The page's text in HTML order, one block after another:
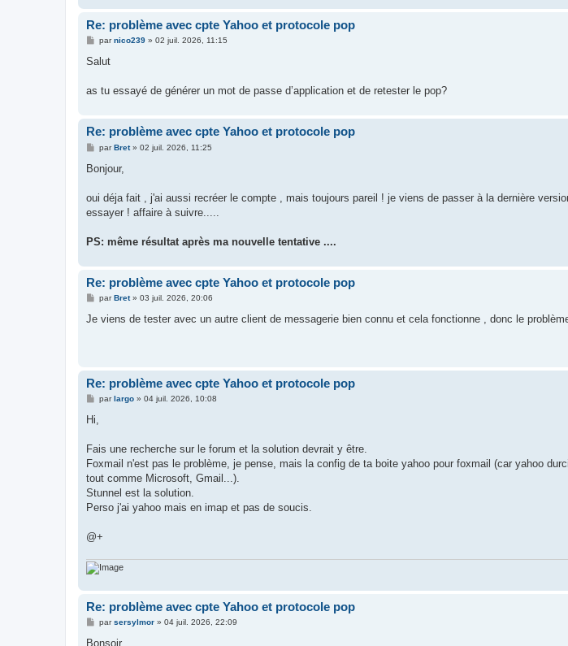
Re: problème avec cpte Yahoo et protocole pop
M
s
g
parnico239» 02 juil. 2026, 11:15
Salut
as tu essayé de générer un mot de passe d’application et de retester le pop?
Re: problème avec cpte Yahoo et protocole pop
M
s
g
parBret» 02 juil. 2026, 11:25
Bonjour,
oui déja fait , j'ai aussi recréer le compte , mais toujours pareil ! je viens de passer à la dernière
essayer ! affaire à suivre.....
PS: même résultat après ma nouvelle tentative ....
Re: problème avec cpte Yahoo et protocole pop
M
s
parBret» 03 juil. 2026, 20:06
Je viens de tester avec un autre client de messagerie bien connu et cela fonctionne , donc le
Re: problème avec cpte Yahoo et protocole pop
M
s
g
parlargo» 04 juil. 2026, 10:08
Hi,
Fais une recherche sur le forum et la solution devrait y être.
Foxmail n'est pas le problème, je pense, mais la config de ta boite yahoo pour foxmail (car yahoo
tout comme Microsoft, Gmail...).
Stunnel est la solution.
Perso j'ai yahoo mais en imap et pas de soucis.
@+
Re: problème avec cpte Yahoo et protocole pop
M
s
parsersylmor» 04 juil. 2026, 22:09
Bonsoir